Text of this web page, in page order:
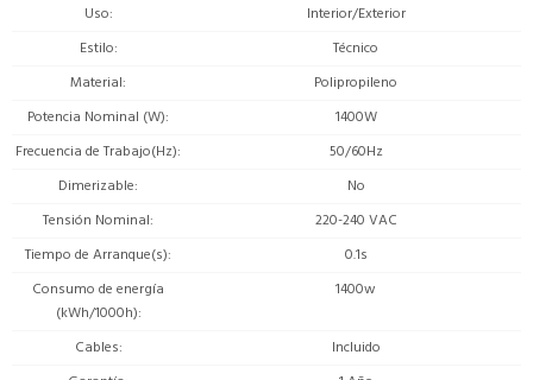
Uso
Interior/Exterior
Estilo
Técnico
Material
Polipropileno
Potencia Nominal (W)
1400W
Frecuencia de Trabajo(Hz)
50/60Hz
Dimerizable
No
Tensión Nominal
220-240 VAC
Tiempo de Arranque(s)
0.1s
Consumo de energía
(kWh/1000h)
1400w
Cables
Incluido